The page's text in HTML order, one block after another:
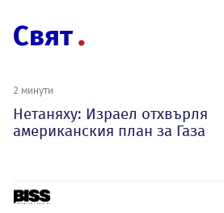
Свят
2 минути
Нетаняху: Израел отхвърля
американския план за Газа